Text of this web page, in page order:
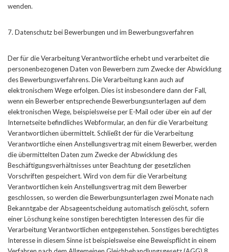
wenden.
7. Datenschutz bei Bewerbungen und im Bewerbungsverfahren
Der für die Verarbeitung Verantwortliche erhebt und verarbeitet die
personenbezogenen Daten von Bewerbern zum Zwecke der Abwicklung
des Bewerbungsverfahrens. Die Verarbeitung kann auch auf
elektronischem Wege erfolgen. Dies ist insbesondere dann der Fall,
wenn ein Bewerber entsprechende Bewerbungsunterlagen auf dem
elektronischen Wege, beispielsweise per E-Mail oder über ein auf der
Internetseite befindliches Webformular, an den für die Verarbeitung
Verantwortlichen übermittelt. Schließt der für die Verarbeitung
Verantwortliche einen Anstellungsvertrag mit einem Bewerber, werden
die übermittelten Daten zum Zwecke der Abwicklung des
Beschäftigungsverhältnisses unter Beachtung der gesetzlichen
Vorschriften gespeichert. Wird von dem für die Verarbeitung
Verantwortlichen kein Anstellungsvertrag mit dem Bewerber
geschlossen, so werden die Bewerbungsunterlagen zwei Monate nach
Bekanntgabe der Absageentscheidung automatisch gelöscht, sofern
einer Löschung keine sonstigen berechtigten Interessen des für die
Verarbeitung Verantwortlichen entgegenstehen. Sonstiges berechtigtes
Interesse in diesem Sinne ist beispielsweise eine Beweispflicht in einem